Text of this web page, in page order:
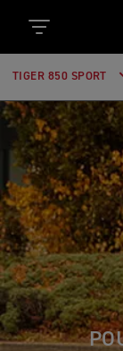
TIGER 850 SPORT